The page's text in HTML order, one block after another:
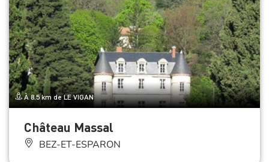
À 8.5 km de LE VIGAN
Château Massal
BEZ-ET-ESPARON